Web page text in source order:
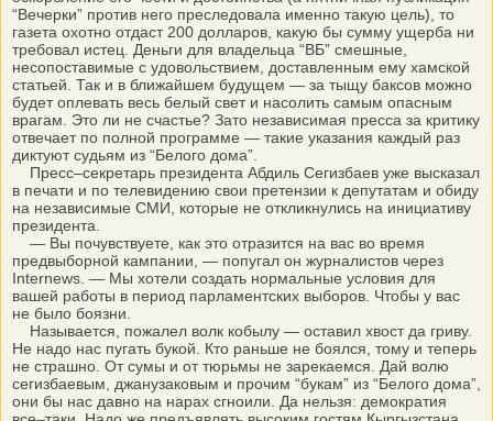
“Вечерки” против него преследовала именно такую цель), то
газета охотно отдаст 200 долларов, какую бы сумму ущерба ни
требовал истец. Деньги для владельца “ВБ” смешные,
несопоставимые с удовольствием, доставленным ему хамской
статьей. Так и в ближайшем будущем — за тыщу баксов можно
будет оплевать весь белый свет и насолить самым опасным
врагам. Это ли не счастье? Зато независимая пресса за критику
отвечает по полной программе — такие указания каждый раз
диктуют судьям из “Белого дома”.
Пресс–секретарь президента Абдиль Сегизбаев уже высказал
в печати и по телевидению свои претензии к депутатам и обиду
на независимые СМИ, которые не откликнулись на инициативу
президента.
— Вы почувствуете, как это отразится на вас во время
предвыборной кампании, — попугал он журналистов через
Internews. — Мы хотели создать нормальные условия для
вашей работы в период парламентских выборов. Чтобы у вас
не было боязни.
Называется, пожалел волк кобылу — оставил хвост да гриву.
Не надо нас пугать букой. Кто раньше не боялся, тому и теперь
не страшно. От сумы и от тюрьмы не зарекаемся. Дай волю
сегизбаевым, джанузаковым и прочим “букам” из “Белого дома”,
они бы нас давно на нарах сгноили. Да нельзя: демократия